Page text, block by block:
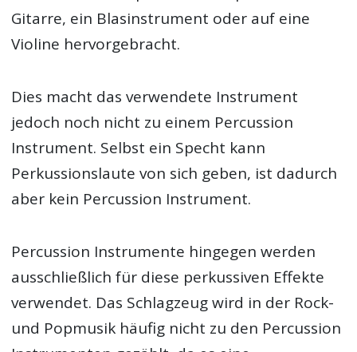
Gitarre, ein Blasinstrument oder auf eine
Violine hervorgebracht.
Dies macht das verwendete Instrument
jedoch noch nicht zu einem Percussion
Instrument. Selbst ein Specht kann
Perkussionslaute von sich geben, ist dadurch
aber kein Percussion Instrument.
Percussion Instrumente hingegen werden
ausschließlich für diese perkussiven Effekte
verwendet. Das Schlagzeug wird in der Rock-
und Popmusik häufig nicht zu den Percussion